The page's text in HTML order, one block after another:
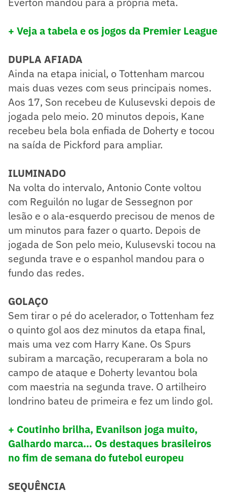
+ Veja a tabela e os jogos da Premier League
DUPLA AFIADA
Ainda na etapa inicial, o Tottenham marcou
mais duas vezes com seus principais nomes.
Aos 17, Son recebeu de Kulusevski depois de
jogada pelo meio. 20 minutos depois, Kane
recebeu bela bola enfiada de Doherty e tocou
na saída de Pickford para ampliar.
ILUMINADO
Na volta do intervalo, Antonio Conte voltou
com Reguilón no lugar de Sessegnon por
lesão e o ala-esquerdo precisou de menos de
um minutos para fazer o quarto. Depois de
jogada de Son pelo meio, Kulusevski tocou na
segunda trave e o espanhol mandou para o
fundo das redes.
GOLAÇO
Sem tirar o pé do acelerador, o Tottenham fez
o quinto gol aos dez minutos da etapa final,
mais uma vez com Harry Kane. Os Spurs
subiram a marcação, recuperaram a bola no
campo de ataque e Doherty levantou bola
com maestria na segunda trave. O artilheiro
londrino bateu de primeira e fez um lindo gol.
+ Coutinho brilha, Evanilson joga muito,
Galhardo marca… Os destaques brasileiros
no fim de semana do futebol europeu
SEQUÊNCIA